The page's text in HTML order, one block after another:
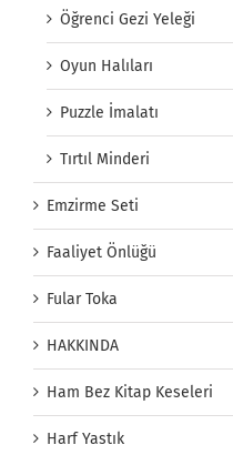
Öğrenci Gezi Yeleği
Oyun Halıları
Puzzle İmalatı
Tırtıl Minderi
Emzirme Seti
Faaliyet Önlüğü
Fular Toka
HAKKINDA
Ham Bez Kitap Keseleri
Harf Yastık